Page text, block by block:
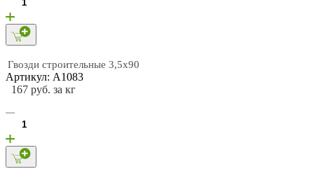
Гвозди строительные 3,5х90
Артикул: А1083
167 руб. за кг